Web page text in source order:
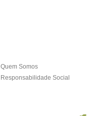
Quem Somos
Responsabilidade Social